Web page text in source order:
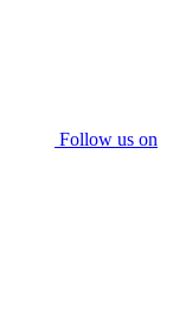
Follow us on